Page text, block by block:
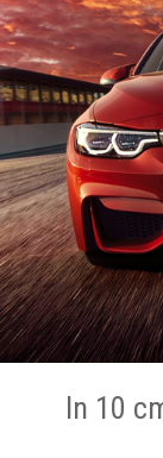
In 10